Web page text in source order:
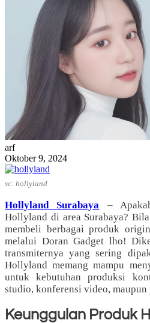
arf
Oktober 9, 2024
sc: hollyland
Hollyland Surabaya
–
Hollyland di area Surabaya?
membeli berbagai produk
melalui Doran Gadget lho!
transmiternya yang sering
Hollyland memang mampu
untuk kebutuhan produksi
studio, konferensi video,
Keunggulan Produk